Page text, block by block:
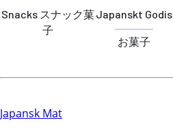
Snacks スナック菓
子
Japanskt Godis
お菓子
Japansk Mat